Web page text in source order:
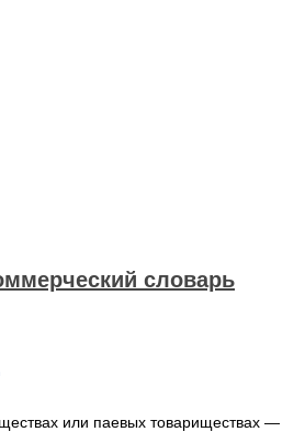
словарь
или паевых товариществах —